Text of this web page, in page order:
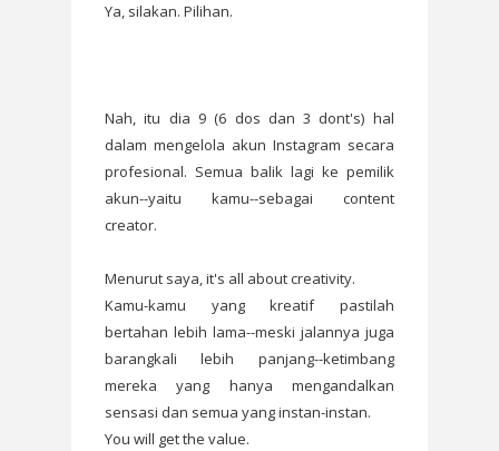
Ya, silakan. Pilihan.
Nah, itu dia 9 (6 dos dan 3 dont's) hal
dalam mengelola akun Instagram secara
profesional. Semua balik lagi ke pemilik
akun--yaitu kamu--sebagai content
creator.
Menurut saya, it's all about creativity.
Kamu-kamu yang kreatif pastilah
bertahan lebih lama--meski jalannya juga
barangkali lebih panjang--ketimbang
mereka yang hanya mengandalkan
sensasi dan semua yang instan-instan.
You will get the value.